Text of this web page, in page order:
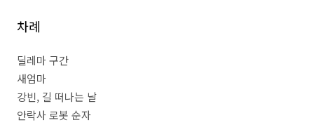
차례
딜레마 구간
새엄마
강빈, 길 떠나는 날
안락사 로봇 순자